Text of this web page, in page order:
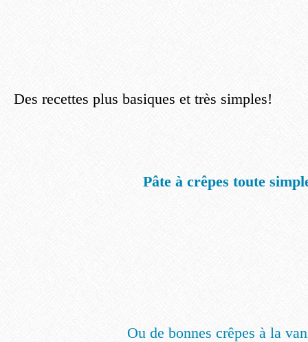
Des recettes plus basiques et très simples!
Pâte à crêpes toute
Ou de bonnes crêpes à la